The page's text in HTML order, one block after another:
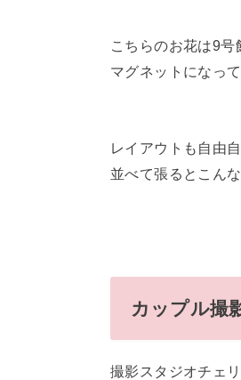
こちらのお花は9
マグネットになっ
レイアウトも自由自
並べて張るとこん
カップル撮
撮影スタジオチェ